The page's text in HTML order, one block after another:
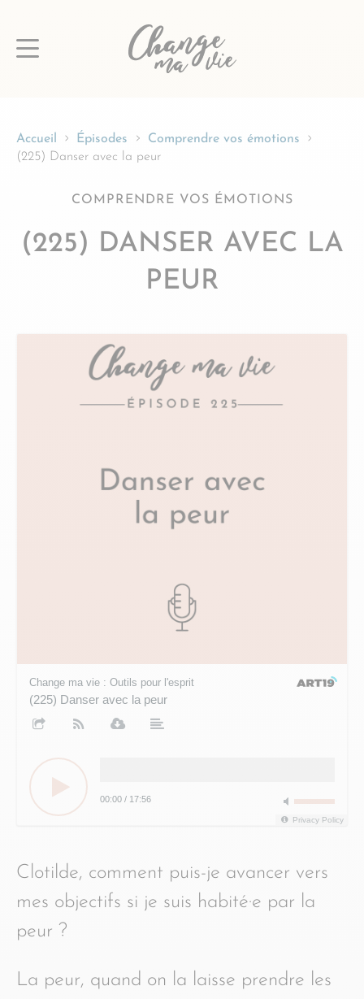
au
Accueil Épisodes
Comprendre vos émotions
(225) Danser avec la peur
COMPRENDRE VOS ÉMOTIONS
(225) DANSER AVEC LA
PEUR
Change ma vie : Outils pour l'esprit
(225) Danser avec la peur
00:00 / 17:56
Privacy Policy
Clotilde, comment puis-je avancer vers
mes objectifs si je suis habité·e par la
peur ?
La peur, quand on la laisse prendre les